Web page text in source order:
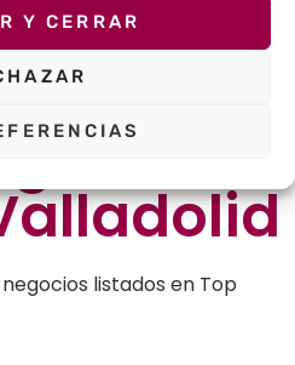
Y CERRAR
Twitter
listados en Top